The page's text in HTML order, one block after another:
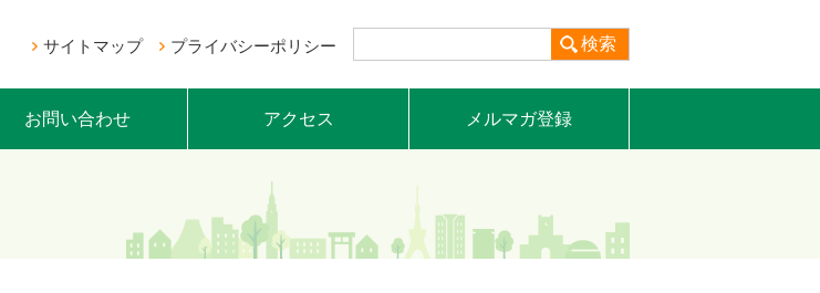
サイトマップ プライバシーポリシー 検索
お問い合わせ アクセス メルマガ登録